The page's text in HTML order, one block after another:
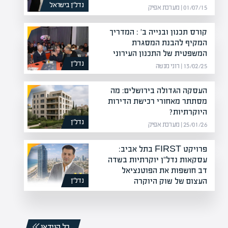
נדל”ן בישראל 01/07/15 | מערכת אפיק
נדל”ן
קורס תכנון ובנייה ב' : המדריך
המקיף להבנת המסגרת
המשפטית של התכנון העירוני
13/02/25 | רוני מנשה
נדל”ן
העסקה הגדולה בירושלים: מה
מסתתר מאחורי רכישת הדירות
היוקרתיות?
25/01/26 | מערכת אפיק
נדל”ן
פרויקט FIRST בתל אביב:
עסקאות נדל"ן יוקרתיות בשדה
דב חושפות את הפוטנציאל
העצום של שוק היוקרה